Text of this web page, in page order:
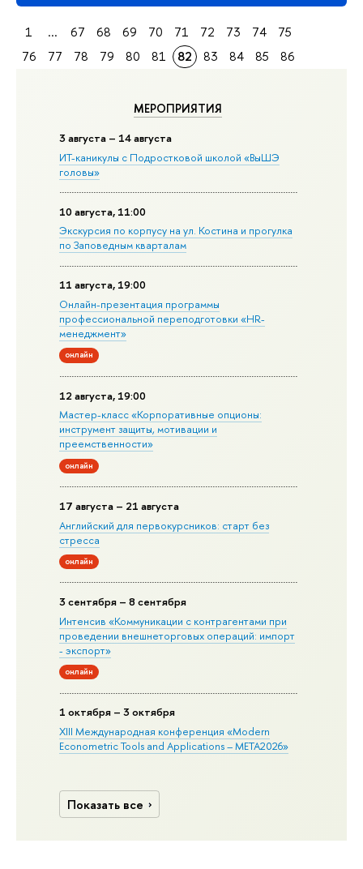
МЕРОПРИЯТИЯ
3 августа – 14 августа
ИТ-каникулы с Подростковой школой «ВыШЭ
головы»
10 августа, 11:00
Экскурсия по корпусу на ул. Костина и прогулка
по Заповедным кварталам
11 августа, 19:00
Онлайн-презентация программы
профессиональной переподготовки «HR-
менеджмент»
онлайн
12 августа, 19:00
Мастер-класс «Корпоративные опционы:
инструмент защиты, мотивации и
преемственности»
онлайн
17 августа – 21 августа
Английский для первокурсников: старт без
стресса
онлайн
3 сентября – 8 сентября
Интенсив «Коммуникации с контрагентами при
проведении внешнеторговых операций: импорт
- экспорт»
онлайн
1 октября – 3 октября
XIII Международная конференция «Modern
Econometric Tools and Applications – META2026»
Показать все
1 ... 67 68 69 70 71 72 73 74
75
76
77 78 79 80 81 82 83 84 85 86